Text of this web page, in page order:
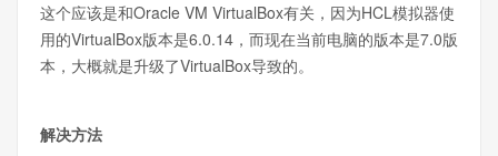
这个应该是和Oracle VM VirtualBox有关，因为HCL模拟器使
用的VirtualBox版本是6.0.14，而现在当前电脑的版本是7.0版
本，大概就是升级了VirtualBox导致的。
解决方法